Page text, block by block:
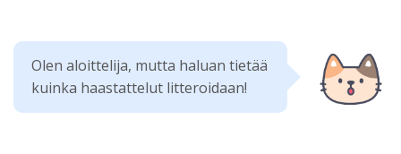
Olen aloittelija, mutta haluan tietää
kuinka haastattelut litteroidaan!